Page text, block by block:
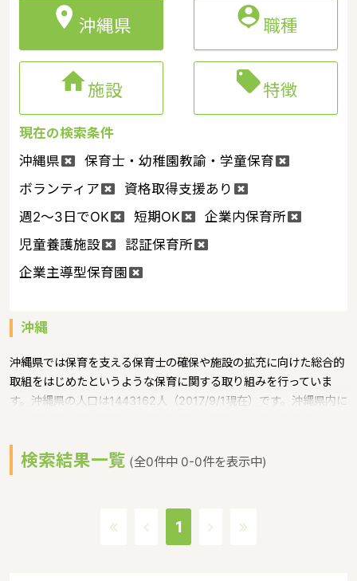
 沖縄県 職種
施設 特徴
現在の検索条件
沖縄県
保育士・幼稚園教諭・学童保育
ボランティア
資格取得支援あり
週2～3日でOK
短期OK
企業内保育所
児童養護施設
認証保育所
企業主導型保育園
沖縄
沖縄県では保育を支える保育士の確保や施設の拡充に向けた総合的
取組をはじめたというような保育に関する取り組みを行っていま
す。沖縄県の人口は1443162人（2017/9/1現在）です。沖縄県内に
家賃相場：9.1万円（2017年10月賃貸住宅 D-room調べ）沖縄県
は、東京からは1600キロ。沖縄最西端の与那国島から台湾までは
然、文化、産業もこうした地理的環境に大きな影響を受けていると
検索結果一覧 (全0件中 0-0件を表示中)
1